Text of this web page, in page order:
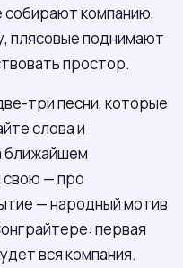
собирают компанию,
плясовые поднимают
простор.
три песни, которые
слова и
ближайшем
свою — про
— народный мотив
первая
вся компания.